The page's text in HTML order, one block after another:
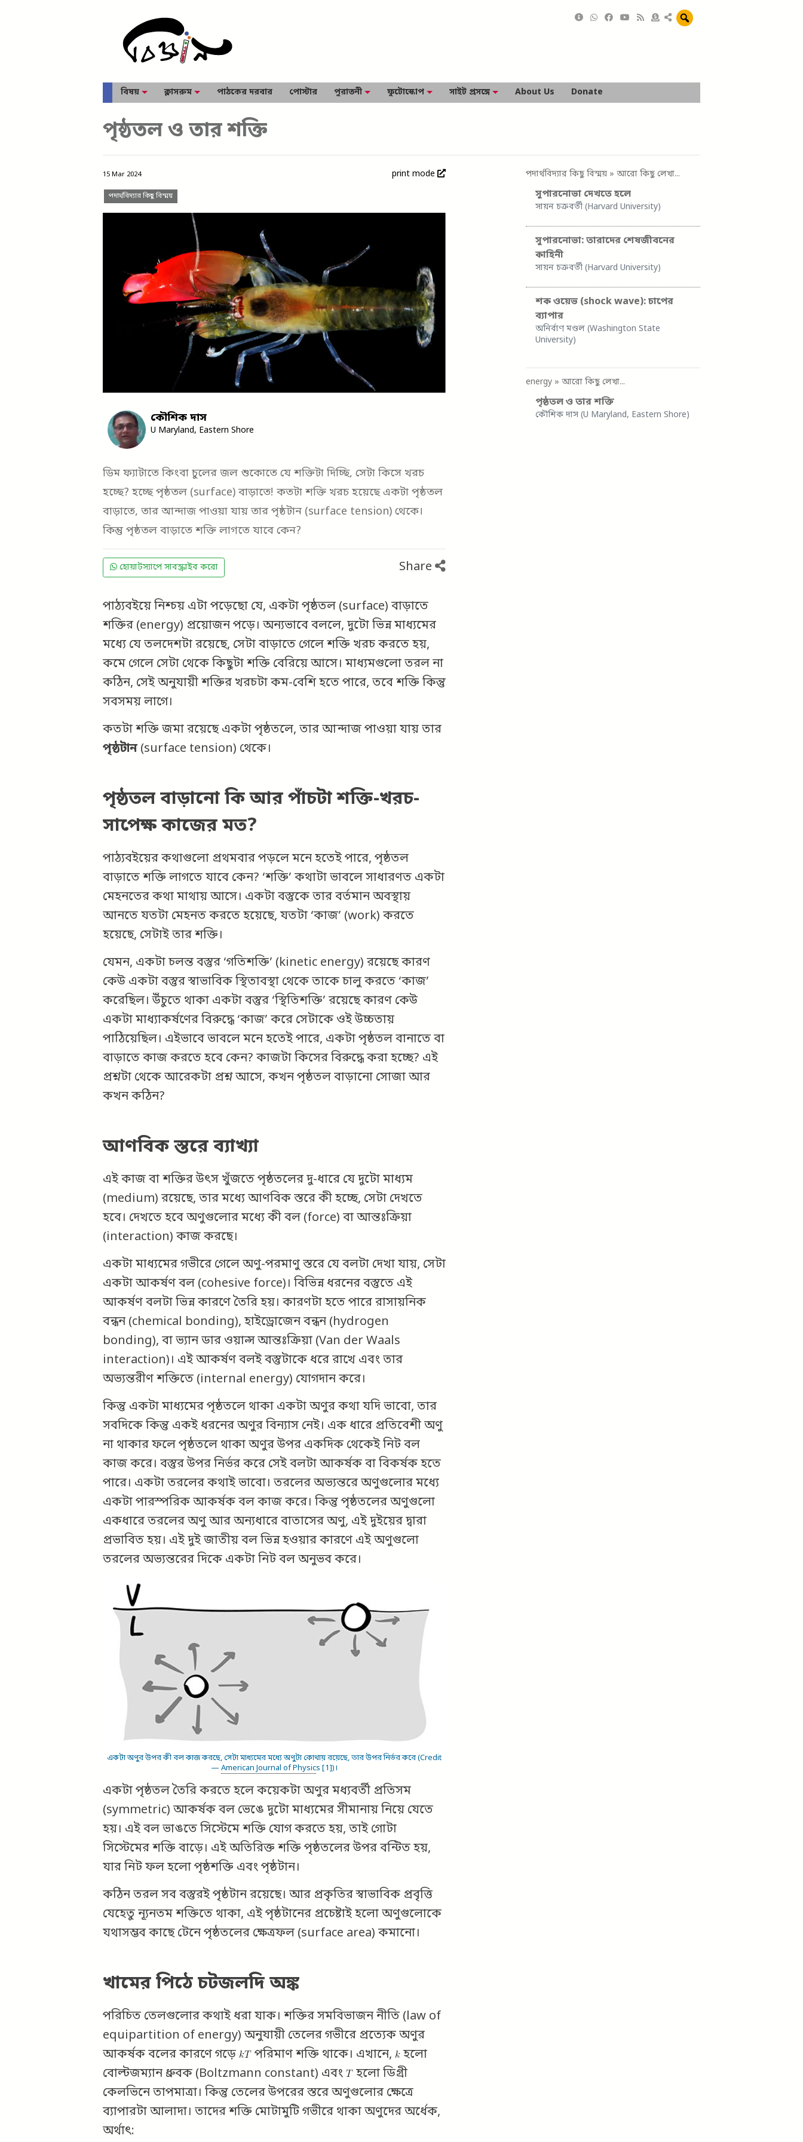
বিষয় ক্লাসরুম পাঠকের দরবার পোস্টার পুরাতনী ফুটোস্কোপ সাইট প্রসঙ্গে About Us Donate
পৃষ্ঠতল ও তার শক্তি
15 Mar 2024 print mode
পদার্থবিদ্যার কিছু বিস্ময়
কৌশিক দাস
U Maryland, Eastern Shore
ডিম ফ্যাটাতে কিংবা চুলের জল শুকোতে যে শক্তিটা দিচ্ছি, সেটা কিসে খরচ
হচ্ছে? হচ্ছে পৃষ্ঠতল (surface) বাড়াতে! কতটা শক্তি খরচ হয়েছে একটা পৃষ্ঠতল
বাড়াতে, তার আন্দাজ পাওয়া যায় তার পৃষ্ঠটান (surface tension) থেকে।
কিন্তু পৃষ্ঠতল বাড়াতে শক্তি লাগতে যাবে কেন?
হোয়াটস্যাপে সাবস্ক্রাইব করো Share
পাঠ্যবইয়ে নিশ্চয় এটা পড়েছো যে, একটা পৃষ্ঠতল (surface) বাড়াতে
শক্তির (energy) প্রয়োজন পড়ে। অন্যভাবে বললে, দুটো ভিন্ন মাধ্যমের
মধ্যে যে তলদেশটা রয়েছে, সেটা বাড়াতে গেলে শক্তি খরচ করতে হয়,
কমে গেলে সেটা থেকে কিছুটা শক্তি বেরিয়ে আসে। মাধ্যমগুলো তরল না
কঠিন, সেই অনুযায়ী শক্তির খরচটা কম-বেশি হতে পারে, তবে শক্তি কিন্তু
সবসময় লাগে।
কতটা শক্তি জমা রয়েছে একটা পৃষ্ঠতলে, তার আন্দাজ পাওয়া যায় তার
পৃষ্ঠটান (surface tension) থেকে।
পৃষ্ঠতল বাড়ানো কি আর পাঁচটা শক্তি-খরচ-
সাপেক্ষ কাজের মত?
পাঠ্যবইয়ের কথাগুলো প্রথমবার পড়লে মনে হতেই পারে, পৃষ্ঠতল
বাড়াতে শক্তি লাগতে যাবে কেন? ‘শক্তি’ কথাটা ভাবলে সাধারণত একটা
মেহনতের কথা মাথায় আসে। একটা বস্তুকে তার বর্তমান অবস্থায়
আনতে যতটা মেহনত করতে হয়েছে, যতটা ‘কাজ’ (work) করতে
হয়েছে, সেটাই তার শক্তি।
যেমন, একটা চলন্ত বস্তুর ‘গতিশক্তি’ (kinetic energy) রয়েছে কারণ
কেউ একটা বস্তুর স্বাভাবিক স্থিতাবস্থা থেকে তাকে চালু করতে ‘কাজ’
করেছিল। উঁচুতে থাকা একটা বস্তুর ‘স্থিতিশক্তি’ রয়েছে কারণ কেউ
একটা মাধ্যাকর্ষণের বিরুদ্ধে ‘কাজ’ করে সেটাকে ওই উচ্চতায়
পাঠিয়েছিল। এইভাবে ভাবলে মনে হতেই পারে, একটা পৃষ্ঠতল বানাতে বা
বাড়াতে কাজ করতে হবে কেন? কাজটা কিসের বিরুদ্ধে করা হচ্ছে? এই
প্রশ্নটা থেকে আরেকটা প্রশ্ন আসে, কখন পৃষ্ঠতল বাড়ানো সোজা আর
কখন কঠিন?
আণবিক স্তরে ব্যাখ্যা
এই কাজ বা শক্তির উৎস খুঁজতে পৃষ্ঠতলের দু-ধারে যে দুটো মাধ্যম
(medium) রয়েছে, তার মধ্যে আণবিক স্তরে কী হচ্ছে, সেটা দেখতে
হবে। দেখতে হবে অণুগুলোর মধ্যে কী বল (force) বা আন্তঃক্রিয়া
(interaction) কাজ করছে।
একটা মাধ্যমের গভীরে গেলে অণু-পরমাণু স্তরে যে বলটা দেখা যায়, সেটা
একটা আকর্ষণ বল (cohesive force)। বিভিন্ন ধরনের বস্তুতে এই
আকর্ষণ বলটা ভিন্ন কারণে তৈরি হয়। কারণটা হতে পারে রাসায়নিক
বন্ধন (chemical bonding), হাইড্রোজেন বন্ধন (hydrogen
bonding), বা ভ্যান ডার ওয়াল্স আন্তঃক্রিয়া (Van der Waals
interaction)। এই আকর্ষণ বলই বস্তুটাকে ধরে রাখে এবং তার
অভ্যন্তরীণ শক্তিতে (internal energy) যোগদান করে।
কিন্তু একটামাধ্যমের পৃষ্ঠতলে থাকা একটা অণুর কথা যদি ভাবো, তার
সবদিকে কিন্তু একই ধরনের অণুর বিন্যাস নেই। এক ধারে প্রতিবেশী অণু
না থাকার ফলে পৃষ্ঠতলে থাকা অণুর উপর একদিক থেকেই নিট বল
কাজ করে। বস্তুর উপর নির্ভর করে সেই বলটা আকর্ষক বা বিকর্ষক হতে
পারে। একটা তরলের কথাই ভাবো। তরলের অভ্যন্তরে অণুগুলোর মধ্যে
একটা পারস্পরিক আকর্ষক বল কাজ করে। কিন্তু পৃষ্ঠতলের অণুগুলো
একধারে তরলের অণু আর অন্যধারে বাতাসের অণু, এই দুইয়ের দ্বারা
প্রভাবিত হয়। এই দুই জাতীয় বল ভিন্ন হওয়ার কারণে এই অণুগুলো
তরলের অভ্যন্তরের দিকে একটা নিট বল অনুভব করে।
একটা অণুর উপর কী বল কাজ করছে, সেটা মাধ্যমের মধ্যে অণুটা কোথায় রয়েছে, তার উপর নির্ভর করে (Credit
— American Journal of Physics [1])।
একটা পৃষ্ঠতল তৈরি করতে হলে কয়েকটা অণুর মধ্যবর্তী প্রতিসম
(symmetric) আকর্ষক বল ভেঙে দুটো মাধ্যমের সীমানায় নিয়ে যেতে
হয়। এই বল ভাঙতে সিস্টেমে শক্তি যোগ করতে হয়, তাই গোটা
সিস্টেমের শক্তি বাড়ে। এই অতিরিক্ত শক্তি পৃষ্ঠতলের উপর বন্টিত হয়,
যার নিট ফল হলো পৃষ্ঠশক্তি এবং পৃষ্ঠটান।
কঠিন তরল সব বস্তুরই পৃষ্ঠটান রয়েছে। আর প্রকৃতির স্বাভাবিক প্রবৃত্তি
যেহেতু ন্যূনতম শক্তিতে থাকা, এই পৃষ্ঠটানের প্রচেষ্টাই হলো অণুগুলোকে
যথাসম্ভব কাছে টেনে পৃষ্ঠতলের ক্ষেত্রফল (surface area) কমানো।
খামের পিঠে চটজলদি অঙ্ক
পরিচিত তেলগুলোর কথাই ধরা যাক। শক্তির সমবিভাজন নীতি (law of
equipartition of energy) অনুযায়ী তেলের গভীরে প্রত্যেক অণুর
আকর্ষক বলের কারণে গড়ে
পরিমাণ শক্তি থাকে। এখানে,
হলো
বোল্টজম্যান ধ্রুবক (Boltzmann constant) এবং
হলো ডিগ্রী
কেলভিনে তাপমাত্রা। কিন্তু তেলের উপরের স্তরে অণুগুলোর ক্ষেত্রে
ব্যাপারটা আলাদা। তাদের শক্তি মোটামুটি গভীরে থাকা অণুদের অর্ধেক,
অর্থাৎ:
পদার্থবিদ্যার কিছু বিস্ময় » আরো কিছু লেখা...
সুপারনোভা দেখতে হলে
সায়ন চক্রবর্তী (Harvard University)
সুপারনোভা: তারাদের শেষজীবনের
কাহিনী
সায়ন চক্রবর্তী (Harvard University)
শক ওয়েভ (shock wave): চাপের
ব্যাপার
অনির্বাণ মণ্ডল (Washington State
University)
energy » আরো কিছু লেখা...
পৃষ্ঠতল ও তার শক্তি
কৌশিক দাস (U Maryland, Eastern Shore)